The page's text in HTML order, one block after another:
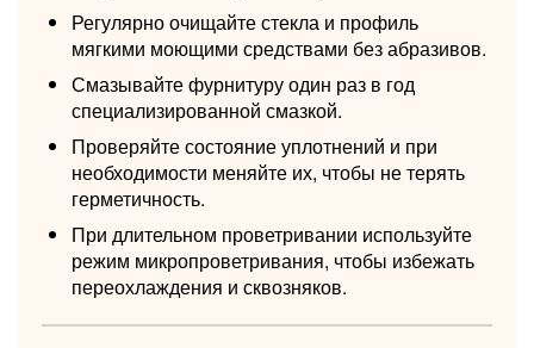
Регулярно очищайте стекла и профиль
мягкими моющими средствами без абразивов.
Смазывайте фурнитуру один раз в год
специализированной смазкой.
Проверяйте состояние уплотнений и при
необходимости меняйте их, чтобы не терять
герметичность.
При длительном проветривании используйте
режим микропроветривания, чтобы избежать
переохлаждения и сквозняков.